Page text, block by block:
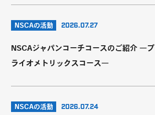
NSCAの活動 2026.07.27
NSCAジャパンコーチコースのご紹介 ―プ
ライオメトリックスコース―
NSCAの活動 2026.07.24